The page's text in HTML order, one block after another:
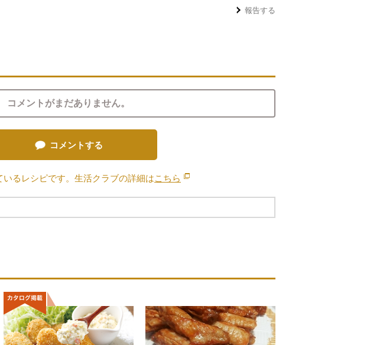
報告する
コメントがまだありません。
コメントする
るレシピです。生活クラブの詳細はこちら 別のウィンドウで開きます。